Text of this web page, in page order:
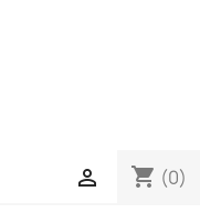
shopping_cart (0)
